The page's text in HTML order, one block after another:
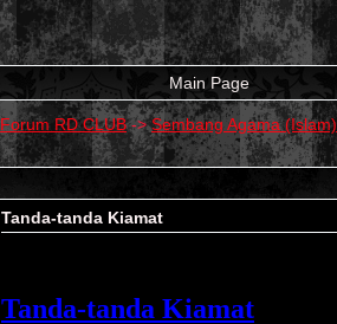
Main Page
Forum RD CLUB->Sembang Agama (Islam)
Tanda-tanda Kiamat
Tanda-tanda Kiamat